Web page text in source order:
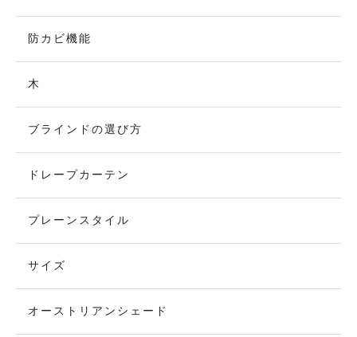
防カビ機能
木
ブラインドの選び方
ドレープカーテン
プレーンスタイル
サイズ
オーストリアンシェード